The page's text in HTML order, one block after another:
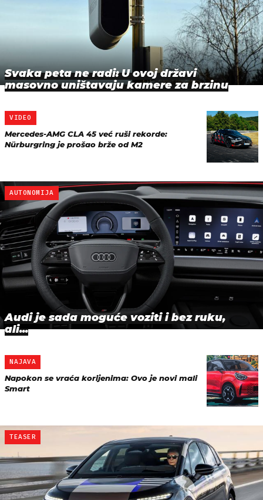
Svaka peta ne radi: U ovoj državi
masovno uništavaju kamere za brzinu
VIDEO
Mercedes-AMG CLA 45 već ruši rekorde:
Nürburgring je prošao brže od M2
AUTONOMIJA
Audi je sada moguće voziti i bez ruku,
ali...
NAJAVA
Napokon se vraća korijenima: Ovo je novi mali
Smart
TEASER